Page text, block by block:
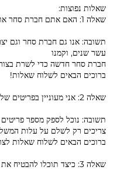
שאלות נפוצות:
שאלה 1: האם אתם חברת סחר או מפעל ייצור?
תשובה: אנו גם חברת סחר וגם
עשר שנים, וקמנו
חברת סחר חדשה כדי לשרת
ברוכים הבאים לשלוח שאלות!
שאלה 2: אני מעוניין בפריטים שלכם, האם אוכל לקבל mẫu בחינם?
תשובה: נוכל לספק מספר
צריכים רק לשלם על עלות
ברוכים הבאים לשלוח שאלות
שאלה 3: כיצד תוכלו להבטיח את איכות המוצר?